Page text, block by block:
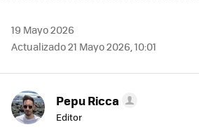
19 Mayo 2026
Actualizado 21 Mayo 2026, 10:01
Pepu Ricca
Editor